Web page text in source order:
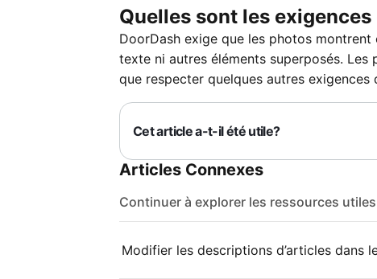
Quelles sont les
DoorDash exige que les photos
texte ni autres éléments superposés.
que respecter quelques autres
Cet article a-t-il été utile?
Articles Connexes
Continuer à explorer les ressources utiles
Modifier les descriptions d’articles dans